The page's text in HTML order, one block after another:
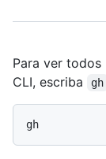
Para ver
CLI, escriba
gh